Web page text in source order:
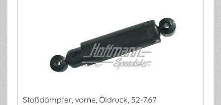
Stoßdämpfer, vorne, Öldruck, 52-7.67